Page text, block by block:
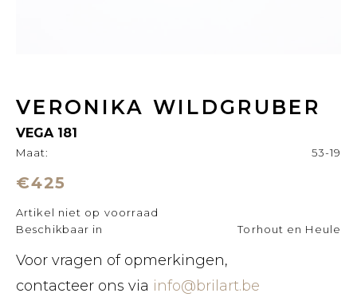
VERONIKA WILDGRUBER
VEGA 181
Maat: 53-19
€425
Artikel niet op voorraad
Beschikbaar in
Torhout en Heule
Voor vragen of opmerkingen,
contacteer ons via info@brilart.be